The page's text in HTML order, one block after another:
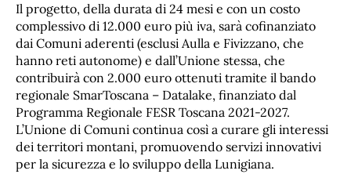
Il progetto, della durata di 24 mesi e con un costo
complessivo di 12.000 euro più iva, sarà cofinanziato
dai Comuni aderenti (esclusi Aulla e Fivizzano, che
hanno reti autonome) e dall’Unione stessa, che
contribuirà con 2.000 euro ottenuti tramite il bando
regionale SmarToscana – Datalake, finanziato dal
Programma Regionale FESR Toscana 2021-2027.
L’Unione di Comuni continua così a curare gli interessi
dei territori montani, promuovendo servizi innovativi
per la sicurezza e lo sviluppo della Lunigiana.